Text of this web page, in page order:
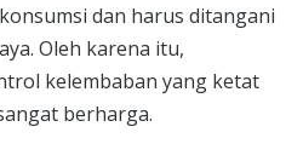
dan harus ditangani
Oleh karena itu,
kelembaban yang ketat
berharga.